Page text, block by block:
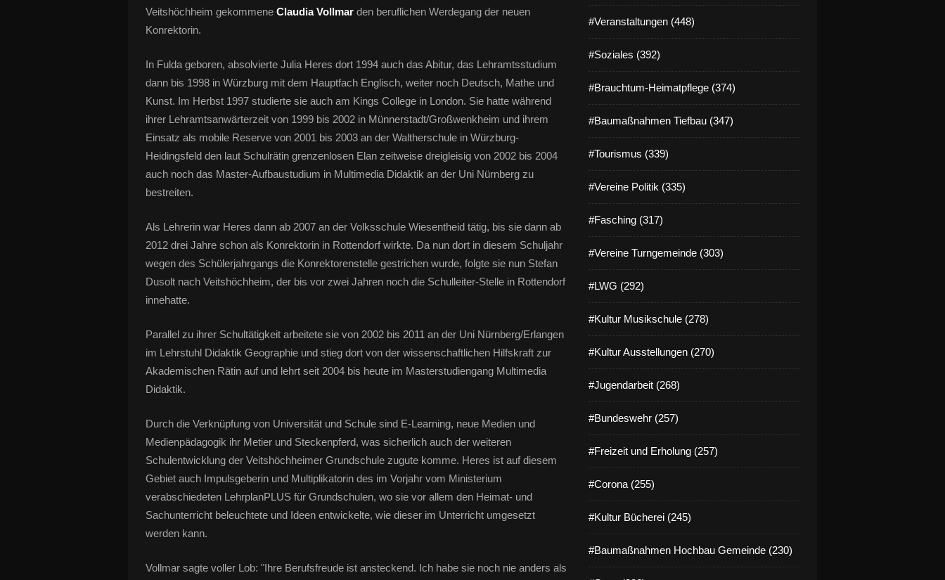
Veitshöchheim gekommene Claudia Vollmar den beruflichen Werdegang der neuen
Konrektorin.
In Fulda geboren, absolvierte Julia Heres dort 1994 auch das Abitur, das Lehramtsstudium
dann bis 1998 in Würzburg mit dem Hauptfach Englisch, weiter noch Deutsch, Mathe und
Kunst. Im Herbst 1997 studierte sie auch am Kings College in London. Sie hatte während
ihrer Lehramtsanwärterzeit von 1999 bis 2002 in Münnerstadt/Großwenkheim und ihrem
Einsatz als mobile Reserve von 2001 bis 2003 an der Waltherschule in Würzburg-
Heidingsfeld den laut Schulrätin grenzenlosen Elan zeitweise dreigleisig von 2002 bis 2004
auch noch das Master-Aufbaustudium in Multimedia Didaktik an der Uni Nürnberg zu
bestreiten.
Als Lehrerin war Heres dann ab 2007 an der Volksschule Wiesentheid tätig, bis sie dann ab
2012 drei Jahre schon als Konrektorin in Rottendorf wirkte. Da nun dort in diesem Schuljahr
wegen des Schülerjahrgangs die Konrektorenstelle gestrichen wurde, folgte sie nun Stefan
Dusolt nach Veitshöchheim, der bis vor zwei Jahren noch die Schulleiter-Stelle in Rottendorf
innehatte.
Parallel zu ihrer Schultätigkeit arbeitete sie von 2002 bis 2011 an der Uni Nürnberg/Erlangen
im Lehrstuhl Didaktik Geographie und stieg dort von der wissenschaftlichen Hilfskraft zur
Akademischen Rätin auf und lehrt seit 2004 bis heute im Masterstudiengang Multimedia
Didaktik.
Durch die Verknüpfung von Universität und Schule sind E-Learning, neue Medien und
Medienpädagogik ihr Metier und Steckenpferd, was sicherlich auch der weiteren
Schulentwicklung der Veitshöchheimer Grundschule zugute komme. Heres ist auf diesem
Gebiet auch Impulsgeberin und Multiplikatorin des im Vorjahr vom Ministerium
verabschiedeten LehrplanPLUS für Grundschulen, wo sie vor allem den Heimat- und
Sachunterricht beleuchtete und Ideen entwickelte, wie dieser im Unterricht umgesetzt
werden kann.
Vollmar sagte voller Lob: "Ihre Berufsfreude ist ansteckend. Ich habe sie noch nie anders als
#Veranstaltungen (448)
#Soziales (392)
#Brauchtum-Heimatpflege (374)
#Baumaßnahmen Tiefbau (347)
#Tourismus (339)
#Vereine Politik (335)
#Fasching (317)
#Vereine Turngemeinde (303)
#LWG (292)
#Kultur Musikschule (278)
#Kultur Ausstellungen (270)
#Jugendarbeit (268)
#Bundeswehr (257)
#Freizeit und Erholung (257)
#Corona (255)
#Kultur Bücherei (245)
#Baumaßnahmen Hochbau Gemeinde (230)